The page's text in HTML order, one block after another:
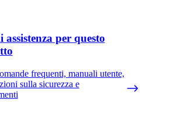
assistenza per questo
frequenti, manuali utente,
sulla sicurezza e